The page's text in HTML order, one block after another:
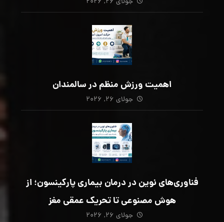
اهمیت ورزش منظم در سالمندان
جولای ۲۶, ۲۰۲۶
فناوری‌های نوین در درمان بیماری پارکینسون؛ از
هوش مصنوعی تا تحریک عمقی مغز
جولای ۲۶, ۲۰۲۶